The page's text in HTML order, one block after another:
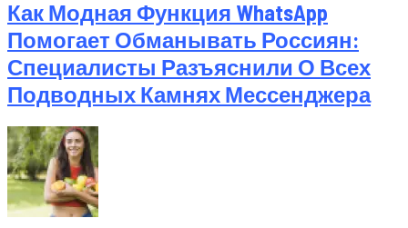
Как Модная Функция WhatsApp
Помогает Обманывать Россиян:
Специалисты Разъяснили О Всех
Подводных Камнях Мессенджера